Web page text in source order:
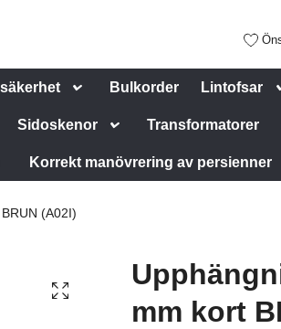
Bulkorder Lintofsar
Sidoskenor Transformatorer
Korrekt manövrering av persienner
(A02I)
mm kort